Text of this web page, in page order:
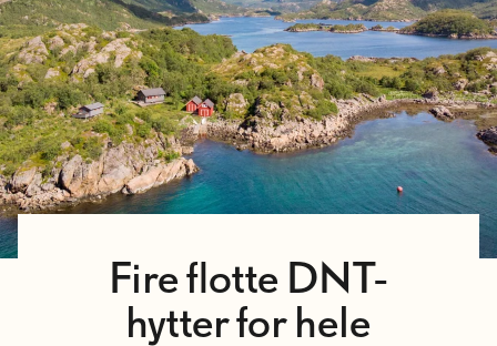
Fire flotte DNT-
hytter for hele